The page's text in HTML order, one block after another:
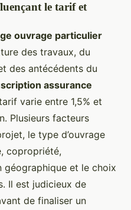
le tarif et
ouvrage particulier
des travaux, du
des antécédents du
assurance
varie entre 1,5% et
Plusieurs facteurs
le type d’ouvrage
copropriété,
et le choix
Il est judicieux de
de finaliser un